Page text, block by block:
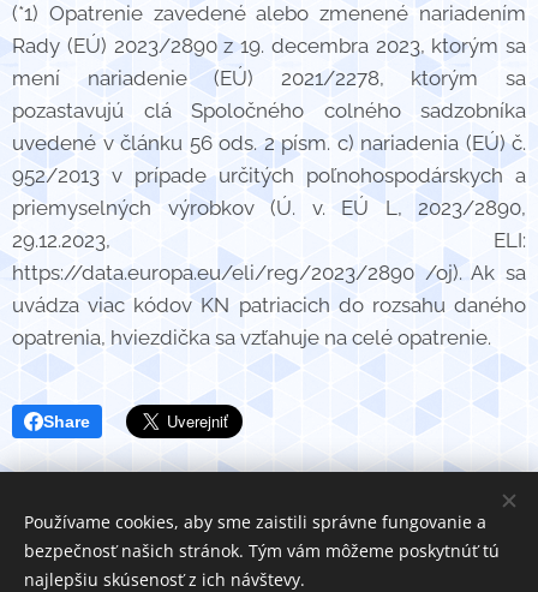
(*1) Opatrenie zavedené alebo zmenené nariadením
Rady (EÚ) 2023/2890 z 19. decembra 2023, ktorým sa
mení nariadenie (EÚ) 2021/2278, ktorým sa
pozastavujú clá Spoločného colného sadzobníka
uvedené v článku 56 ods. 2 písm. c) nariadenia (EÚ) č.
952/2013 v prípade určitých poľnohospodárskych a
priemyselných výrobkov (Ú. v. EÚ L, 2023/2890,
29.12.2023, ELI:
https://data.europa.eu/eli/reg/2023/2890 /oj). Ak sa
uvádza viac kódov KN patriacich do rozsahu daného
opatrenia, hviezdička sa vzťahuje na celé opatrenie.
Share
C&D Services TM All rights reserved
Používame cookies, aby sme zaistili správne fungovanie a
bezpečnosť našich stránok. Tým vám môžeme poskytnúť tú
najlepšiu skúsenosť z ich návštevy.